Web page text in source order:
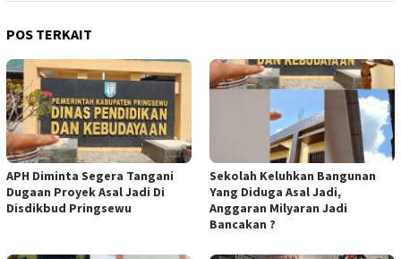
POS TERKAIT
APH Diminta Segera Tangani
Dugaan Proyek Asal Jadi Di
Disdikbud Pringsewu
Sekolah Keluhkan Bangunan
Yang Diduga Asal Jadi,
Anggaran Milyaran Jadi
Bancakan ?